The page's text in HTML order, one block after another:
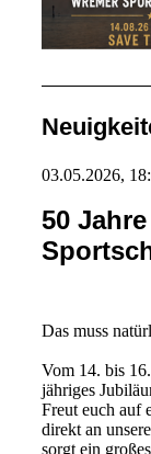
03.05.2026,
50
Das muss
Vom 14. bis
jähriges
Freut euch auf
direkt an
sorgt ein